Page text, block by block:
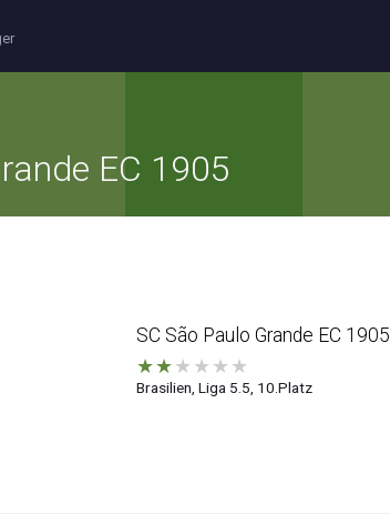
EC 1905
SC São Paulo Grande EC 1905
★★★ ★ ★ ★
Brasilien, Liga 5.5, 10.Platz